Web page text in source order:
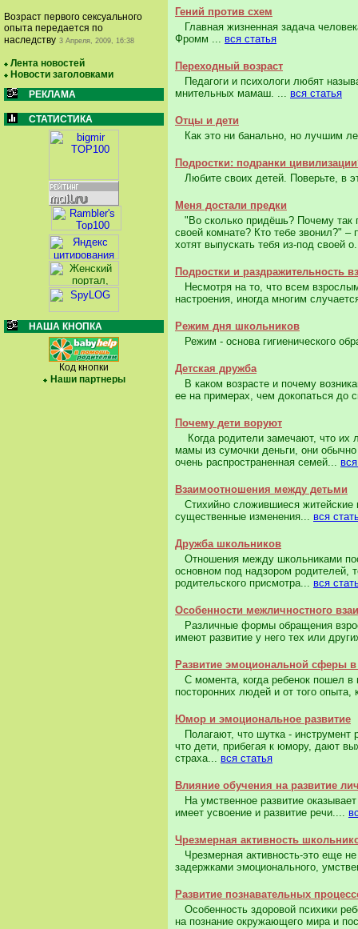
Возраст первого сексуального
опыта передается по
наследству 3 Апреля, 2009, 16:38
Лента новостей
Новости заголовками
РЕКЛАМА
СТАТИСТИКА
НАША КНОПКА
Код кнопки
Наши партнеры
Гений против схем
Главная жизненная задача
Фромм ... вся статья
Переходный возраст
Педагоги и психологи любят
мнительных мамаш. ... вся статья
Отцы и дети
Как это ни банально, но лучшим
Подростки: подранки
Любите своих детей. Поверьте, в
Меня достали предки
"Во сколько придёшь? Почему так
своей комнате? Кто тебе звонил?"
хотят выпускать тебя из-под своей
Подростки и раздражительность
Несмотря на то, что всем
настроения, иногда многим
Режим дня школьников
Режим - основа гигиенического
Детская дружба
В каком возрасте и почему
ее на примерах, чем докопаться до
Почему дети воруют
Когда родители замечают, что их
мамы из сумочки деньги, они
очень распространенная семей...
Взаимоотношения между детьми
Стихийно сложившиеся житейские
существенные изменения... вся
Дружба школьников
Отношения между школьниками
основном под надзором родителей,
родительского присмотра... вся
Особенности межличностного
Различные формы обращения
имеют развитие у него тех или
Развитие эмоциональной сферы
С момента, когда ребенок пошел в
посторонних людей и от того
Юмор и эмоциональное развитие
Полагают, что шутка - инструмент
что дети, прибегая к юмору, дают
страха... вся статья
Влияние обучения на развитие
На умственное развитие
имеет усвоение и развитие речи....
Чрезмерная активность
Чрезмерная активность-это еще
задержками эмоционального,
Развитие познавательных
Особенность здоровой психики
на познание окружающего мира и